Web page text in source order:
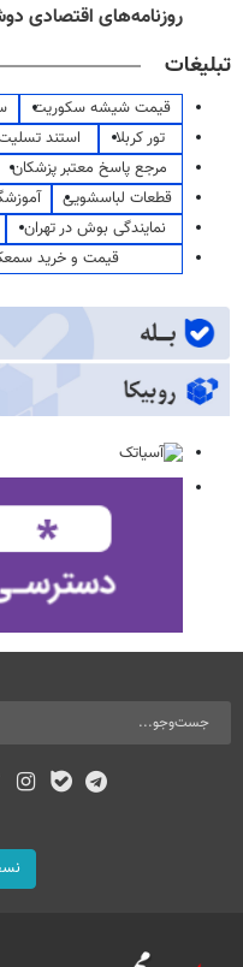
روزنامه‌های اقتصادی دوشنبه ۱۹
تبلیغات
قیمت شیشه سکوریت
تور کربلا
استند
مرجع پاسخ معتبر پزشکان
قطعات لباسشویی
نمایندگی بوش در تهران
قیمت و خرید